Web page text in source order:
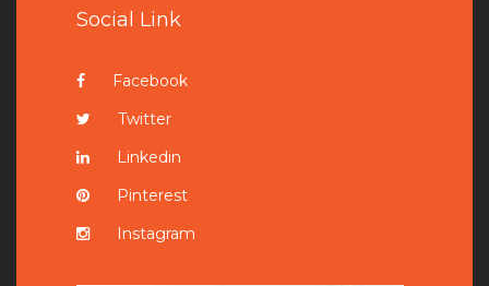
Social Link
Facebook
Twitter
Linkedin
Pinterest
Instagram